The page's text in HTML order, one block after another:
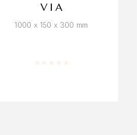
VIA
1000 x 150 x 300 mm